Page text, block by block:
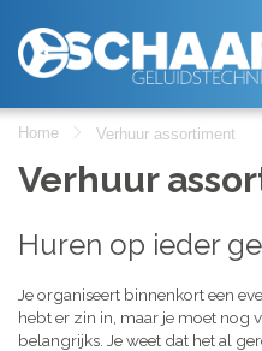
Home Verhuur assortiment
Verhuur
Huren op ieder
Je organiseert binnenkort een
hebt er zin in, maar je moet nog
belangrijks. Je weet dat het al